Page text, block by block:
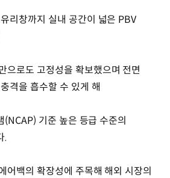
리창까지 실내 공간이 넓은 PBV
으로도 고정성을 확보했으며 전면
격을 흡수할 수 있게 해
기준 높은 등급 수준의
.
어백의 확장성에 주목해 해외 시장의